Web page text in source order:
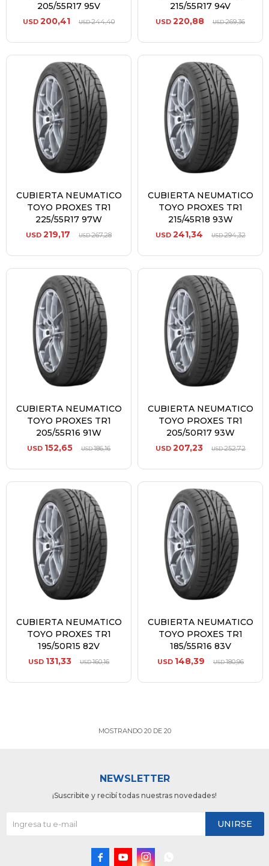
205/55R17 95V
USD 200,41 USD244,40
215/55R17 94V
USD 220,88 USD269,36
CUBIERTA NEUMATICO
TOYO PROXES TR1
225/55R17 97W
USD 219,17 USD267,28
CUBIERTA NEUMATICO
TOYO PROXES TR1
215/45R18 93W
USD 241,34 USD294,32
CUBIERTA NEUMATICO
TOYO PROXES TR1
205/55R16 91W
USD 152,65 USD186,16
CUBIERTA NEUMATICO
TOYO PROXES TR1
205/50R17 93W
USD 207,23 USD252,72
CUBIERTA NEUMATICO
TOYO PROXES TR1
195/50R15 82V
USD 131,33 USD160,16
CUBIERTA NEUMATICO
TOYO PROXES TR1
185/55R16 83V
USD 148,39 USD180,96
MOSTRANDO 20DE 20
NEWSLETTER
¡Suscribite y recibí todas nuestras novedades!
UNIRSE
  